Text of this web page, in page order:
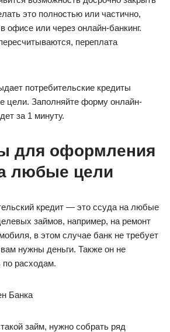
это полностью или частично,
офисе или через онлайн-банкинг.
переплата
потребительские кредиты
цели. Заполняйте форму онлайн-
за 1 минуту.
для оформления
любые цели
кредит — это ссуда на любые
займов, например, на ремонт
в этом случае банк не требует
нужны деньги. Также он не
по расходам.
Банка
займ, нужно собрать ряд